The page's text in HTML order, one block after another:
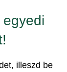
illeszd be